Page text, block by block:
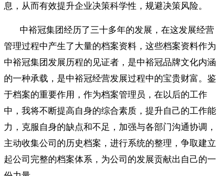
息，从而有效提升企业决策科学性，规避决策风险。
中裕冠集团经历了三十多年的发展，在这发展经营
管理过程中产生了大量的档案资料，这些档案资料作为
中裕冠集团发展历程的见证者，是中裕冠品牌文化内涵
的一种承载，是中裕冠经营发展过程中的宝贵财富。鉴
于档案的重要作用，作为档案管理员，在以后的工作
中，我将不断提高自身的综合素质，提升自己的工作能
力，克服自身的缺点和不足，加强与各部门沟通协调，
主动收集公司的历史档案，进行系统的整理，争取建立
起公司完整的档案体系，为公司的发展贡献出自己的一